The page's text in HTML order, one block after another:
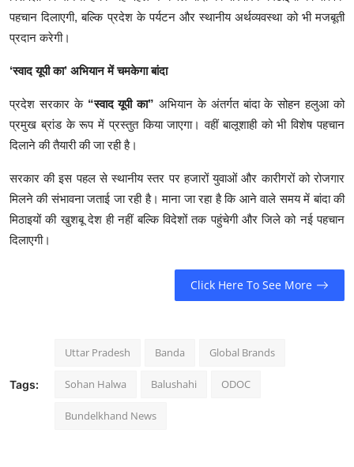
पहचान दिलाएगी, बल्कि प्रदेश के पर्यटन और स्थानीय अर्थव्यवस्था को भी मजबूती
प्रदान करेगी।
‘स्वाद यूपी का’ अभियान में चमकेगा बांदा
प्रदेश सरकार के “स्वाद यूपी का” अभियान के अंतर्गत बांदा के सोहन हलुआ को
प्रमुख ब्रांड के रूप में प्रस्तुत किया जाएगा। वहीं बालूशाही को भी विशेष पहचान
दिलाने की तैयारी की जा रही है।
सरकार की इस पहल से स्थानीय स्तर पर हजारों युवाओं और कारीगरों को रोजगार
मिलने की संभावना जताई जा रही है। माना जा रहा है कि आने वाले समय में बांदा की
मिठाइयों की खुशबू देश ही नहीं बल्कि विदेशों तक पहुंचेगी और जिले को नई पहचान
दिलाएगी।
Click Here To See More
Tags:
Uttar Pradesh Banda Global Brands
Sohan Halwa Balushahi ODOC
Bundelkhand News